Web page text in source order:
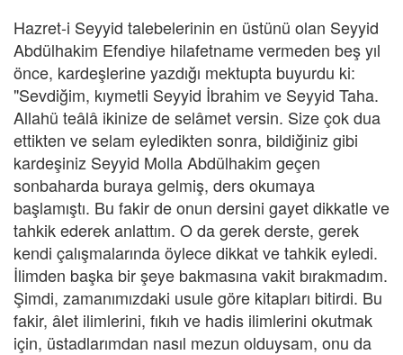
Hazret-i Seyyid talebelerinin en üstünü olan Seyyid
Abdülhakim Efendiye hilafetname vermeden beş yıl
önce, kardeşlerine yazdığı mektupta buyurdu ki:
"Sevdiğim, kıymetli Seyyid İbrahim ve Seyyid Taha.
Allahü teâlâ ikinize de selâmet versin. Size çok dua
ettikten ve selam eyledikten sonra, bildiğiniz gibi
kardeşiniz Seyyid Molla Abdülhakim geçen
sonbaharda buraya gelmiş, ders okumaya
başlamıştı. Bu fakir de onun dersini gayet dikkatle ve
tahkik ederek anlattım. O da gerek derste, gerek
kendi çalışmalarında öylece dikkat ve tahkik eyledi.
İlimden başka bir şeye bakmasına vakit bırakmadım.
Şimdi, zamanımızdaki usule göre kitapları bitirdi. Bu
fakir, âlet ilimlerini, fıkıh ve hadis ilimlerini okutmak
için, üstadlarımdan nasıl mezun olduysam, onu da